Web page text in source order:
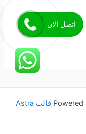
قالب Astra
اتصل الان